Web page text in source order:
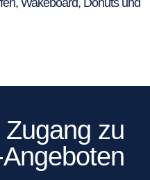
Wakeboard, Donuts und
zu